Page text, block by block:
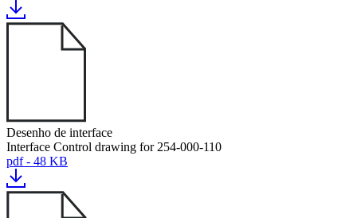
Desenho de interface
Interface Control drawing for 254-000-110
pdf - 48 KB